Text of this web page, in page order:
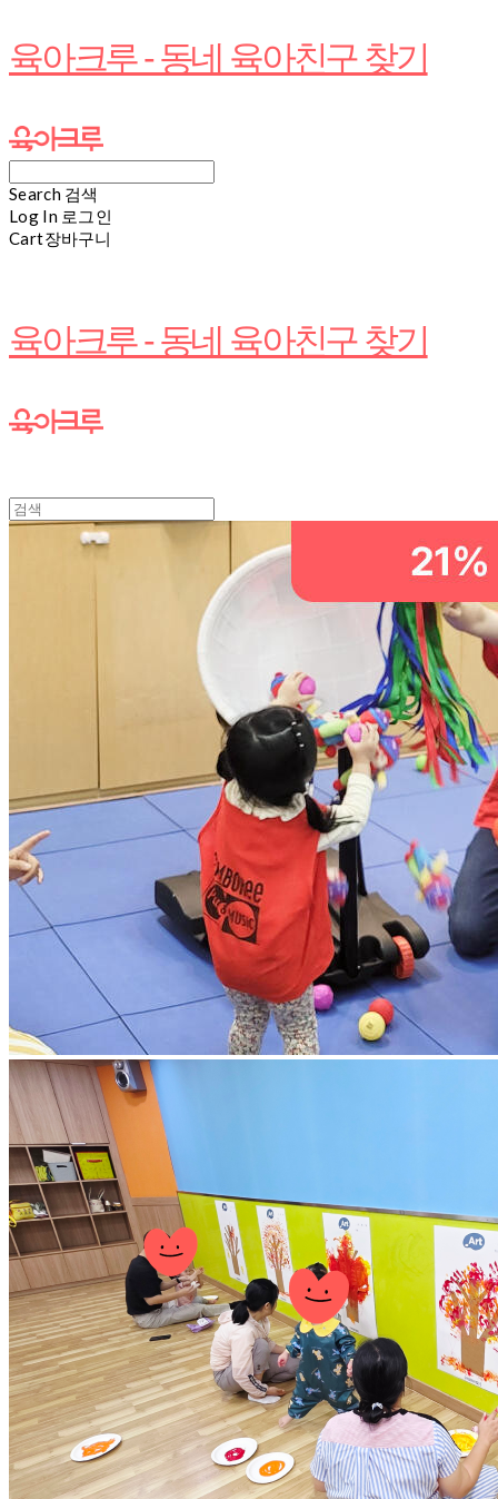
육아크루 - 동네 육아친구 찾기
Search 검색
Log In 로그인
Cart장바구니
육아크루 - 동네 육아친구 찾기